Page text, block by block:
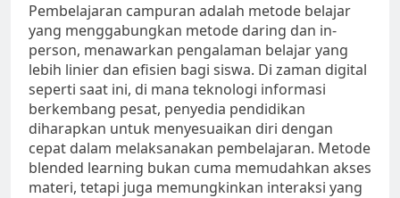
Pembelajaran campuran adalah metode belajar
yang menggabungkan metode daring dan in-
person, menawarkan pengalaman belajar yang
lebih linier dan efisien bagi siswa. Di zaman digital
seperti saat ini, di mana teknologi informasi
berkembang pesat, penyedia pendidikan
diharapkan untuk menyesuaikan diri dengan
cepat dalam melaksanakan pembelajaran. Metode
blended learning bukan cuma memudahkan akses
materi, tetapi juga memungkinkan interaksi yang